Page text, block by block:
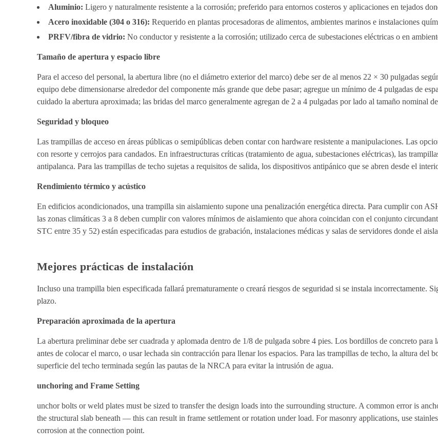
Aluminio: Ligero y naturalmente resistente a la corrosión; preferido para entornos costeros y aplicaciones en tejados
Acero inoxidable (304 o 316): Requerido en plantas procesadoras de alimentos, ambientes marinos e instalaciones
PRFV/fibra de vidrio: No conductor y resistente a la corrosión; utilizado cerca de subestaciones eléctricas o en
Tamaño de apertura y espacio libre
Para el acceso del personal, la abertura libre (no el diámetro exterior del marco) debe ser de al menos 22 × 30 pulgadas
equipo debe dimensionarse alrededor del componente más grande que debe pasar; agregue un mínimo de 4 pulgadas de
cuidado la abertura aproximada; las bridas del marco generalmente agregan de 2 a 4 pulgadas por lado al tamaño nominal
Seguridad y bloqueo
Las trampillas de acceso en áreas públicas o semipúblicas deben contar con hardware resistente a manipulaciones. Las
con resorte y cerrojos para candados. En infraestructuras críticas (tratamiento de agua, subestaciones eléctricas), las
antipalanca. Para las trampillas de techo sujetas a requisitos de salida, los dispositivos antipánico que se abren desde el
Rendimiento térmico y acústico
En edificios acondicionados, una trampilla sin aislamiento supone una penalización energética directa. Para cumplir con
las zonas climáticas 3 a 8 deben cumplir con valores mínimos de aislamiento que ahora coincidan con el conjunto
STC entre 35 y 52) están especificadas para estudios de grabación, instalaciones médicas y salas de servidores donde el
Mejores prácticas de instalación
Incluso una trampilla bien especificada fallará prematuramente o creará riesgos de seguridad si se instala incorrectamente.
plazo.
Preparación aproximada de la apertura
La abertura preliminar debe ser cuadrada y aplomada dentro de 1/8 de pulgada sobre 4 pies. Los bordillos de concreto
antes de colocar el marco, o usar lechada sin contracción para llenar los espacios. Para las trampillas de techo, la altura del
superficie del techo terminada según las pautas de la NRCA para evitar la intrusión de agua.
unchoring and Frame Setting
unchor bolts or weld plates must be sized to transfer the design loads into the surrounding structure. A common error is
the structural slab beneath — this can result in frame settlement or rotation under load. For masonry applications, use
corrosion at the connection point.